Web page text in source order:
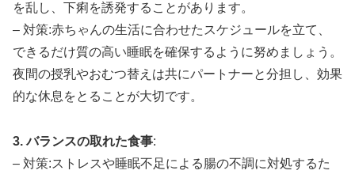
を乱し、下痢を誘発することがあります。
– 対策:赤ちゃんの生活に合わせたスケジュールを立て、
できるだけ質の高い睡眠を確保するように努めましょう。
夜間の授乳やおむつ替えは共にパートナーと分担し、効果
的な休息をとることが大切です。
3. バランスの取れた食事:
– 対策:ストレスや睡眠不足による腸の不調に対処するた